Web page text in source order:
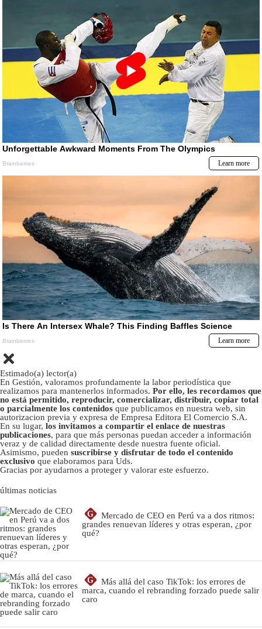
Estimado(a) lector(a)
En Gestión, valoramos profundamente la labor periodística que
realizamos para mantenerlos informados. Por ello, les recordamos que
no está permitido, reproducir, comercializar, distribuir, copiar total
o parcialmente los contenidos que publicamos en nuestra web, sin
autorizacion previa y expresa de Empresa Editora El Comercio S.A.
En su lugar, los invitamos a compartir el enlace de nuestras
publicaciones, para que más personas puedan acceder a información
veraz y de calidad directamente desde nuestra fuente oficial.
Asimismo, pueden suscribirse y disfrutar de todo el contenido
exclusivo que elaboramos para Uds.
Gracias por ayudarnos a proteger y valorar este esfuerzo.
últimas noticias
G
Mercado de CEO en Perú va a dos ritmos:
grandes renuevan líderes y otras esperan, ¿por
qué?
G
Más allá del caso TikTok: los errores de
marca, cuando el rebranding forzado puede salir
caro